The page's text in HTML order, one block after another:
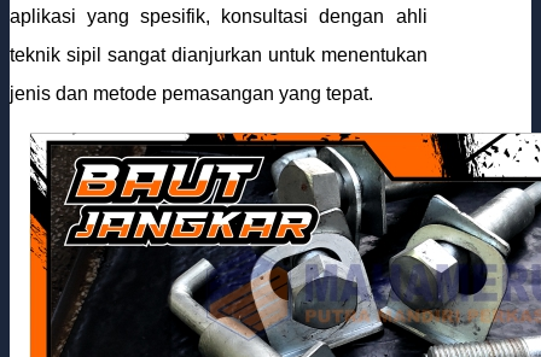
aplikasi yang spesifik, konsultasi dengan ahli
teknik sipil sangat dianjurkan untuk menentukan
jenis dan metode pemasangan yang tepat.